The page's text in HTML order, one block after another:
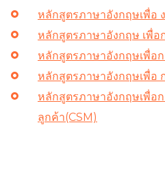
หลักสูตรภาษาอังกฤษเพื่อ
หลักสูตรภาษาอังกฤษ เพื่อ
หลักสูตรภาษาอังกฤษเพื่อ
หลักสูตรภาษาอังกฤษเพื่อ
หลักสูตรภาษาอังกฤษเพื่อ
ลูกค้า(CSM)